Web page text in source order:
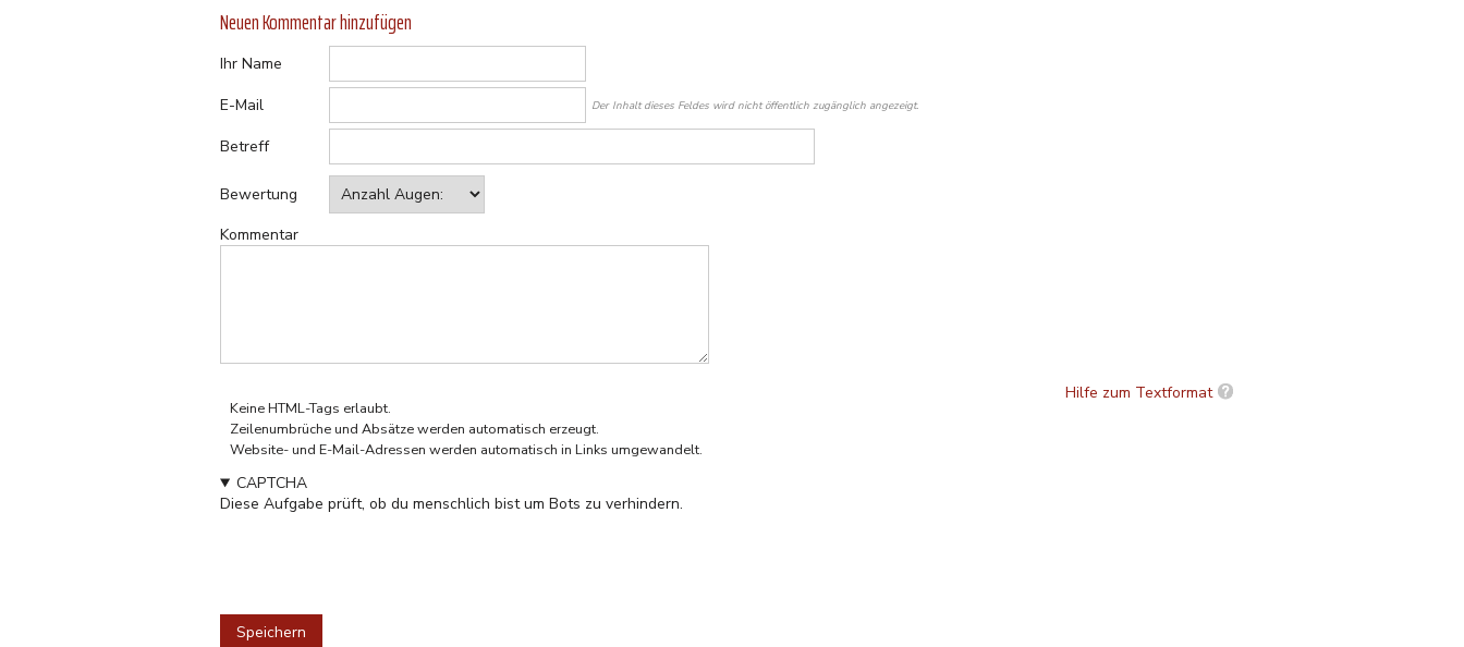
Neuen Kommentar hinzufügen
Ihr Name
E-Mail
Der Inhalt dieses Feldes wird nicht öffentlich zugänglich angezeigt.
Betreff
Bewertung
Kommentar
Hilfe zum Textformat
Keine HTML-Tags erlaubt.
Zeilenumbrüche und Absätze werden automatisch erzeugt.
Website- und E-Mail-Adressen werden automatisch in Links umgewandelt.
CAPTCHA
Diese Aufgabe prüft, ob du menschlich bist um Bots zu verhindern.